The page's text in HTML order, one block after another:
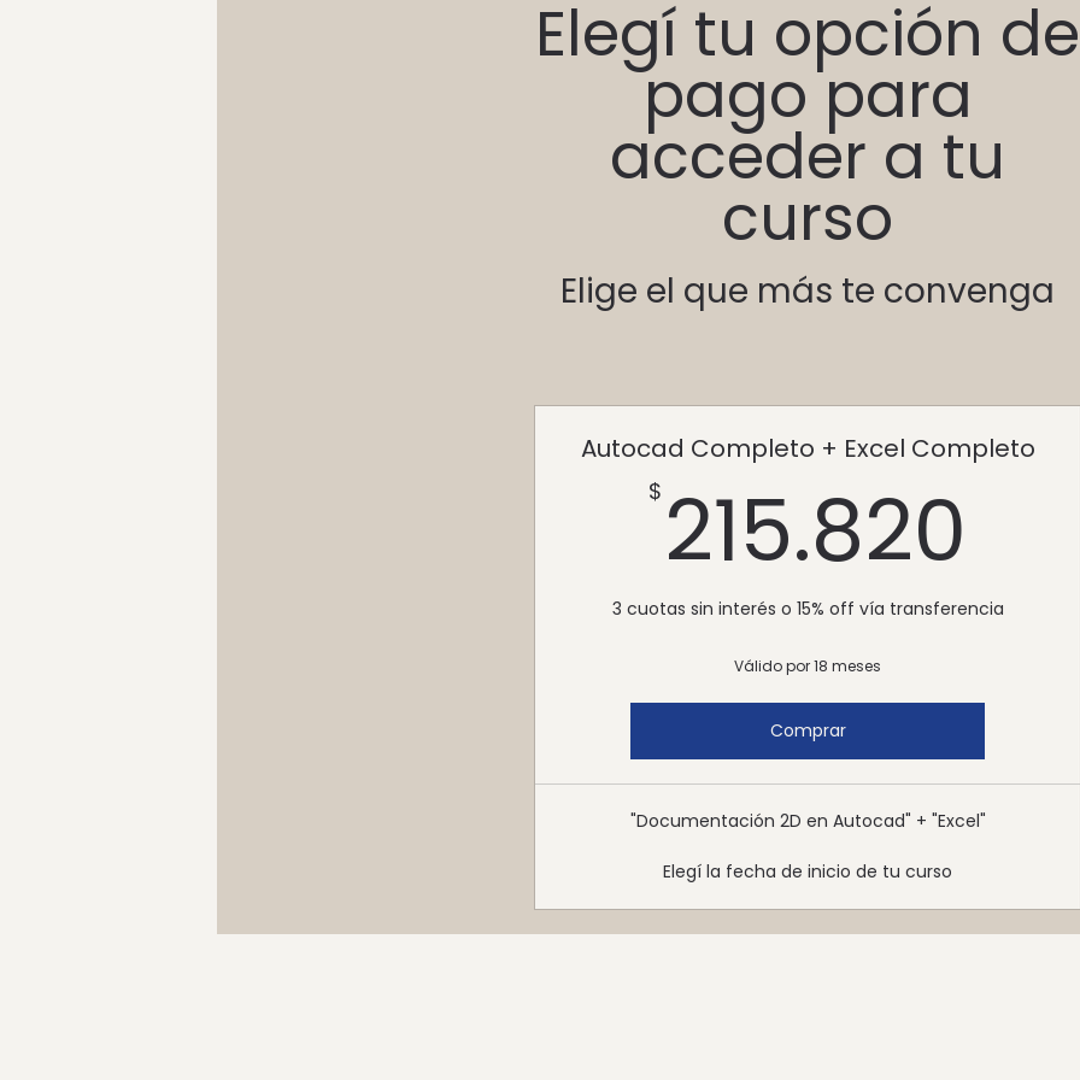
Elegí tu opción de
pago para
acceder a tu
curso
Elige el que más te convenga
Autocad Completo + Excel Completo
$ 215.820
3 cuotas sin interés o 15% off vía transferencia
Válido por 18 meses
Comprar
"Documentación 2D en Autocad" + "Excel"
Elegí la fecha de inicio de tu curso